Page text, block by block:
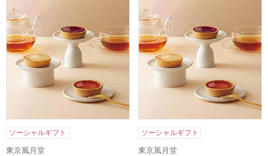
ソーシャルギフト
東京風月堂
ソーシャルギフト
東京風月堂